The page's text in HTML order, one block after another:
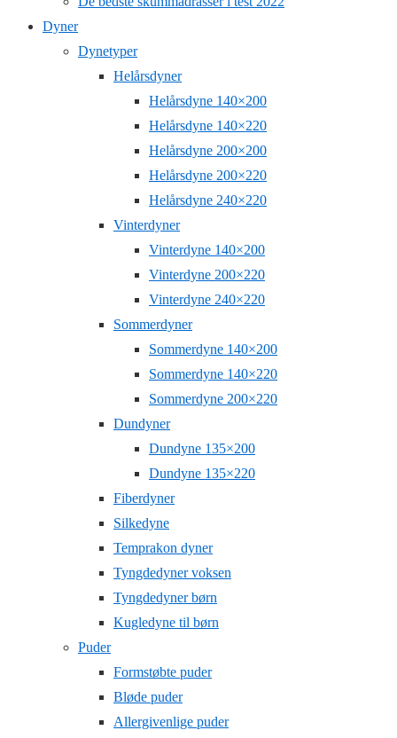
Dyner
Dynetyper
Helårsdyner
Helårsdyne 140×200
Helårsdyne 140×220
Helårsdyne 200×200
Helårsdyne 200×220
Helårsdyne 240×220
Vinterdyner
Vinterdyne 140×200
Vinterdyne 200×220
Vinterdyne 240×220
Sommerdyner
Sommerdyne 140×200
Sommerdyne 140×220
Sommerdyne 200×220
Dundyner
Dundyne 135×200
Dundyne 135×220
Fiberdyner
Silkedyne
Temprakon dyner
Tyngdedyner voksen
Tyngdedyner børn
Kugledyne til børn
Puder
Formstøbte puder
Bløde puder
Allergivenlige puder